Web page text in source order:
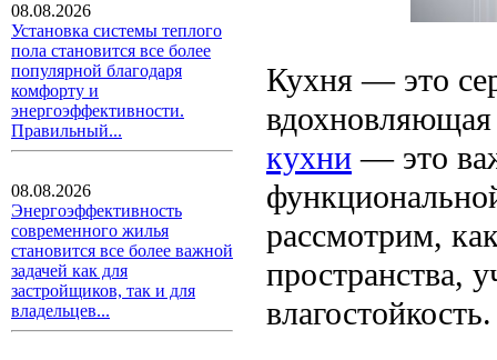
08.08.2026
Установка системы теплого
пола становится все более
популярной благодаря
комфорту и
энергоэффективности.
Правильный...
08.08.2026
Энергоэффективность
современного жилья
становится все более важной
задачей как для
застройщиков, так и для
владельцев...
Кухня — это
кухни — это
рассмотрим,
пространства,
влагостойкость.